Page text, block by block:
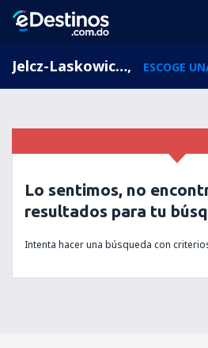
Jelcz-Laskowice, Voivodato de Baja Silesia, Polonia, ESCOGE
Lo sentimos, no
resultados para tu
Intenta hacer una búsqueda con